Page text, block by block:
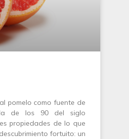
pomelo como fuente de
de los 90 del siglo
propiedades de lo que
fortuito: un